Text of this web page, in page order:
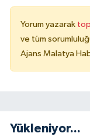
Yorum yazarak
ve tüm
Ajans Malatya
Yükleniyor...